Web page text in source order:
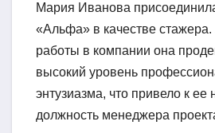
Мария Иванова
«Альфа» в качестве
работы в компании она
высокий уровень
энтузиазма, что привело к ее
должность менеджера